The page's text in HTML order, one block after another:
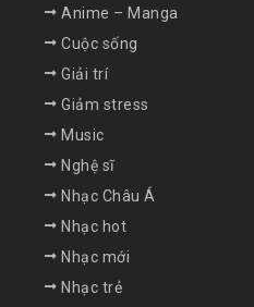
Anime – Manga
Cuộc sống
Giải trí
Giảm stress
Music
Nghệ sĩ
Nhạc Châu Á
Nhạc hot
Nhạc mới
Nhạc trẻ